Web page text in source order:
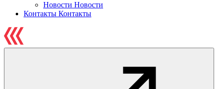
Новости Новости
Контакты Контакты